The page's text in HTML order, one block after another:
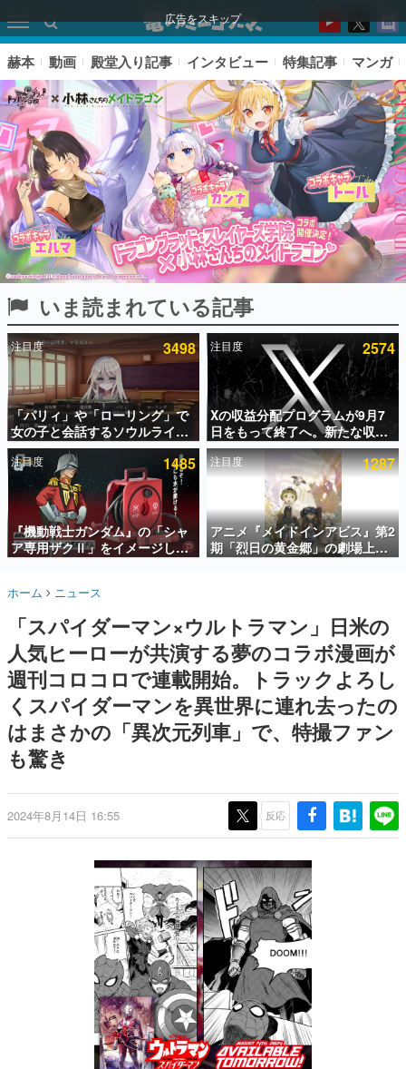
広告をスキップ
ピックアップ
電ファミのいま読まれている記事ランキング
アプリセール情報
インタビュー
連載・特集一覧
殿堂入り記事
SNS拡散数が数千以上！ ページビュー数万以上！ などな
ど。多くの人々に読まれた、電ファミ渾身の“殿堂入り”記
事をまとめました。
名作ゲームクリエイターの方々に製作時のエピソードをお
きます。
赫本
この物語を解いてはいけない。『赫本』は、〈試験問題〉
の形をした短編ホラー小説集です。
新世代に訊く
これからのデジタルゲーム市場を担う若きクリエイター達
ゲーム世代の作家たち
ゲームに多大な影響を受けた作家さんに取材し、ゲームが
日本のコンテンツ産業やカルチャーに与えた影響を探る企
画です。
日本モバイルゲーム産業史
日本のモバイルゲーム史における主要なトピック・タイト
ルを網羅するほか、開発者へのインタビューや識者による
解説を掲載。約20年の歴史が一望できる決定版！
若ゲのいたり〜ゲームクリエイターの青春〜
『うつヌケ』『ペンと箸』等で知られるマンガ家・田中圭
一先生によるゲーム業界レポートマンガです。
なんでゲームは面白い？
ゲーム開発者・hamatsu氏がゲームの魅力を画面や操作の
具体的な形から解き明かしていく、硬派で骨太な評論連載
です。
赫本 動画 殿堂入り記事 インタビュー 特集記事 マンガ
いま読まれている記事
注目度 3498
「パリィ」や「ローリング」で
女の子と会話するソウルライク
恋愛ゲーム『小早川さんはソウ
ルライク』無料公開。返事に失
敗すると「YOU DIED」
注目度 2574
Xの収益分配プログラムが9月7
日をもって終了へ。新たな収益
化制度「Original Content
Rewards Program」を発表
注目度 1485
『機動戦士ガンダム』の「シャ
ア専用ザクⅡ」をイメージした
散水ホースリールが予約開始。
ークやジオン公国軍のエンブレ
注目度 1287
アニメ『メイドインアビス』第2
期「烈日の黄金郷」の劇場上映
が決定！レグ役・伊瀬茉莉也さ
ホーム ニュース
「スパイダーマン×ウルトラマン」日米の
人気ヒーローが共演する夢のコラボ漫画が
週刊コロコロで連載開始。トラックよろし
くスパイダーマンを異世界に連れ去ったの
はまさかの「異次元列車」で、特撮ファン
も驚き
2024年8月14日 16:55 反応